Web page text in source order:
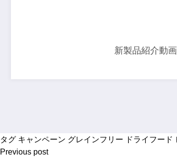
新製品紹介動画
タグ キャンペーン グレインフリー ドライフード
Previous post